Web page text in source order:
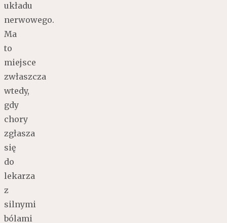
układu
nerwowego.
Ma
to
miejsce
zwłaszcza
wtedy,
gdy
chory
zgłasza
się
do
lekarza
z
silnymi
bólami